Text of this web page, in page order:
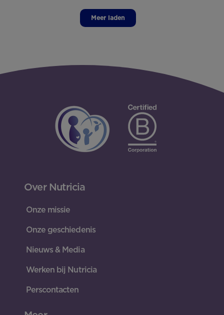
Meer laden
Over Nutricia
Onze missie
Onze geschiedenis
Nieuws & Media
Werken bij Nutricia
Perscontacten